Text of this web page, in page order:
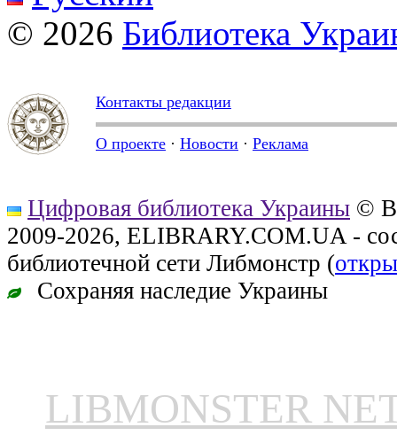
© 2026 Библиотека
Контакты редакции
О проекте · Новости · Реклама
Цифровая библиотека Украины ©
2009-2026, ELIBRARY.COM.UA -
библиотечной сети Либмонстр (
Сохраняя наследие Украины
LIBMONSTER